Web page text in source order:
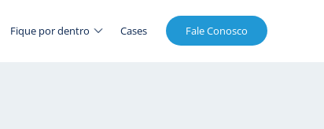
Fique por dentro Cases Fale Conosco